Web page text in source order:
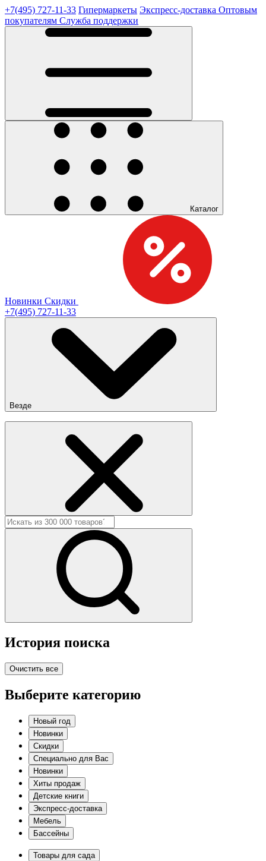
+7(495) 727-11-33 Гипермаркеты Экспресс-доставка Оптовым
покупателям Служба поддержки
Каталог
Новинки Скидки
+7(495) 727-11-33
Везде
История поиска
Очистить все
Выберите категорию
Новый год
Новинки
Скидки
Специально для Вас
Новинки
Хиты продаж
Детские книги
Экспресс-доставка
Мебель
Бассейны
Товары для сада